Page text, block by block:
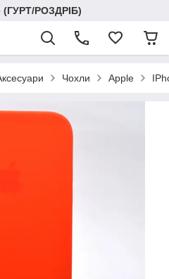
(ГУРТ/РОЗДРІБ)
Чохли Apple